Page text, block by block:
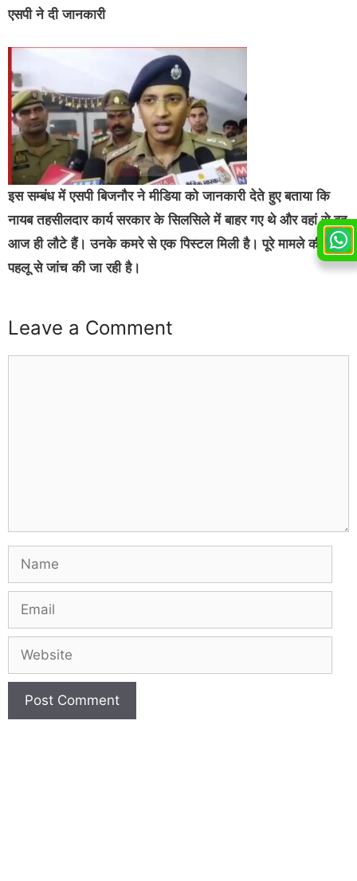
एसपी ने दी जानकारी
इस सम्बंध में एसपी बिजनौर ने मीडिया को जानकारी देते हुए बताया कि
नायब तहसीलदार कार्य सरकार के सिलसिले में बाहर गए थे और वहां से वह
आज ही लौटे हैं। उनके कमरे से एक पिस्टल मिली है। पूरे मामले की हर
पहलू से जांच की जा रही है।
Leave a Comment